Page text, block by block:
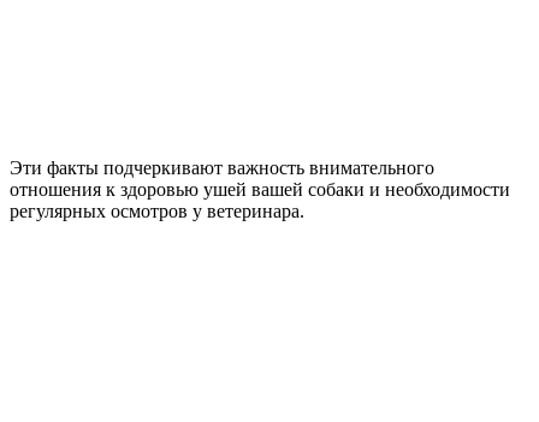
Эти факты подчеркивают важность внимательного
отношения к здоровью ушей вашей собаки и необходимости
регулярных осмотров у ветеринара.